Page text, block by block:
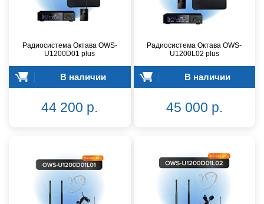
Радиосистема Октава OWS-
U1200D01 plus
В наличии
44 200 р.
Радиосистема Октава OWS-
U1200L02 plus
В наличии
45 000 р.